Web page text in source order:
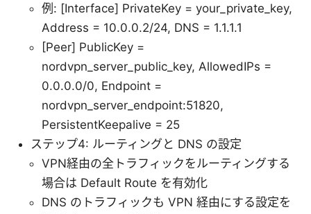
例: [Interface] PrivateKey = your_private_key,
Address = 10.0.0.2/24, DNS = 1.1.1.1
[Peer] PublicKey =
nordvpn_server_public_key, AllowedIPs =
0.0.0.0/0, Endpoint =
nordvpn_server_endpoint:51820,
PersistentKeepalive = 25
ステップ4: ルーティングと DNS の設定
VPN経由の全トラフィックをルーティングする
場合は Default Route を有効化
DNS のトラフィックも VPN 経由にする設定を